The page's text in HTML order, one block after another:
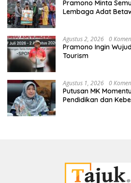
Pramono Minta
Lembaga Adat
Agustus 2, 2026 0
Pramono Ingin
Tourism
Agustus 1, 2026 0
Putusan MK
Pendidikan dan